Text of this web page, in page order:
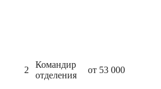
2
Командир
отделения
от 53 000